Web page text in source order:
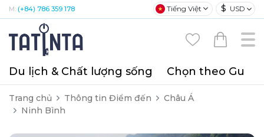
M: (+84) 786 359 178 Tiếng Việt $ USD
Du lịch & Chất lượng sống Chọn theo Gu
Trang chủ Thông tin Điểm đến
Châu Á
Ninh Bình